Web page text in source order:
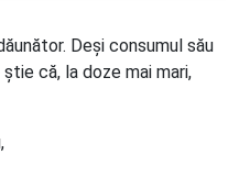
Deși consumul său
că, la doze mai mari,